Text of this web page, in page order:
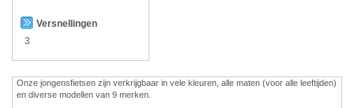
Versnellingen
3
Onze jongensfietsen zijn verkrijgbaar in vele kleuren, alle maten (voor alle leeftijden)
en diverse modellen van 9 merken.